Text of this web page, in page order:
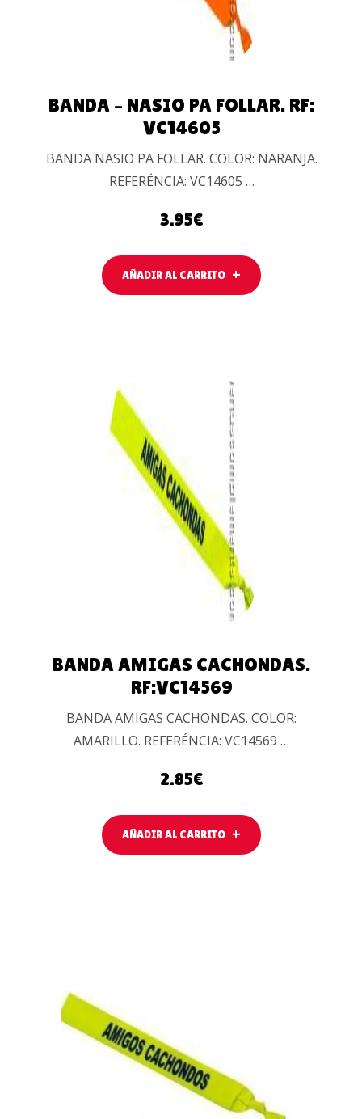
BANDA – NASIO PA FOLLAR. RF:
VC14605
BANDA NASIO PA FOLLAR. COLOR: NARANJA.
REFERÉNCIA: VC14605 …
3.95€
AÑADIR AL CARRITO
AÑADIR
AL
CARRITO
BANDA AMIGAS CACHONDAS.
RF:VC14569
BANDA AMIGAS CACHONDAS. COLOR:
AMARILLO. REFERÉNCIA: VC14569 …
2.85€
AÑADIR AL CARRITO
AÑADIR AL
CARRITO